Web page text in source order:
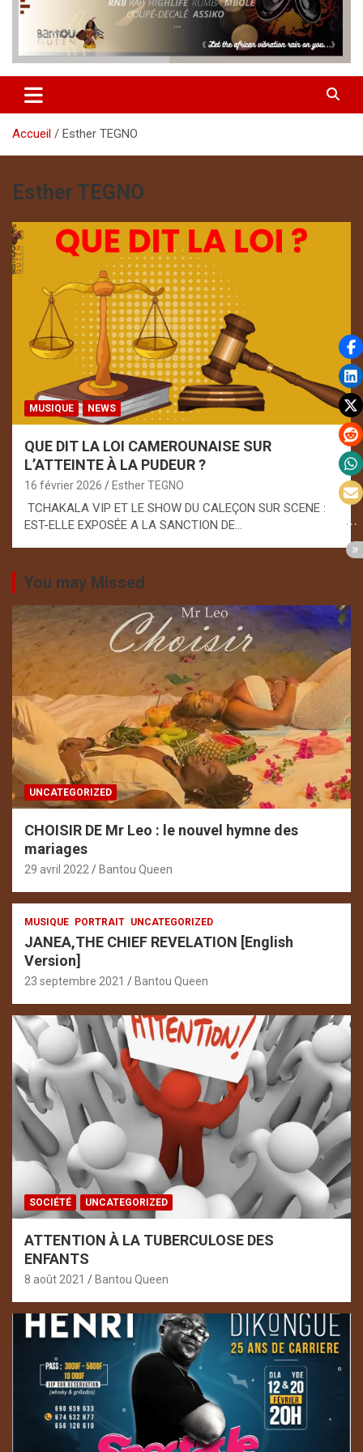
Accueil Esther TEGNO
Esther TEGNO
MUSIQUE NEWS
QUE DIT LA LOI CAMEROUNAISE SUR
L’ATTEINTE À LA PUDEUR ?
16 février 2026 Esther TEGNO
TCHAKALA VIP ET LE SHOW DU CALEÇON SUR SCENE :
EST-ELLE EXPOSÉE A LA SANCTION DE…
You may Missed
UNCATEGORIZED
CHOISIR DE Mr Leo : le nouvel hymne des
mariages
29 avril 2022 Bantou Queen
MUSIQUE PORTRAIT UNCATEGORIZED
JANEA,THE CHIEF REVELATION [English
Version]
23 septembre 2021 Bantou Queen
SOCIÉTÉ UNCATEGORIZED
ATTENTION À LA TUBERCULOSE DES
ENFANTS
8 août 2021 Bantou Queen